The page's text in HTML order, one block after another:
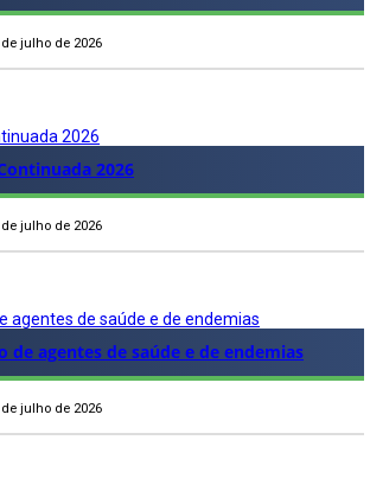
julho de 2026
2026
2026
julho de 2026
agentes de saúde e de endemias
de agentes de saúde e de endemias
julho de 2026